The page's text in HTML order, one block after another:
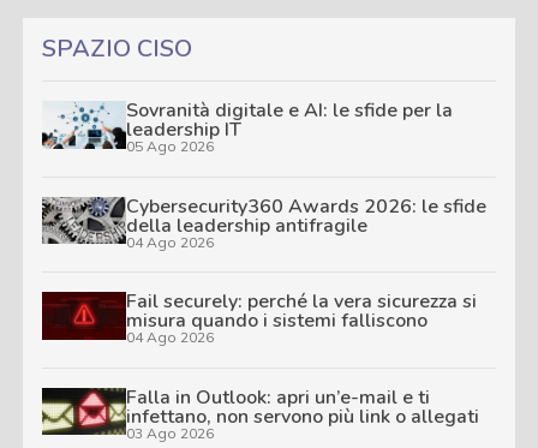
SPAZIO CISO
Sovranità digitale e AI: le sfide per la
leadership IT
05 Ago 2026
Cybersecurity360 Awards 2026: le sfide
della leadership antifragile
04 Ago 2026
Fail securely: perché la vera sicurezza si
misura quando i sistemi falliscono
04 Ago 2026
Falla in Outlook: apri un’e-mail e ti
infettano, non servono più link o allegati
03 Ago 2026